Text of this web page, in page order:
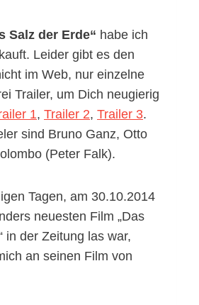
Salz der Erde“ habe ich
Leider gibt es den
im Web, nur einzelne
Trailer, um Dich neugierig
1, Trailer 2, Trailer 3.
sind Bruno Ganz, Otto
(Peter Falk).
Tagen, am 30.10.2014
neuesten Film „Das
in der Zeitung las war,
an seinen Film von